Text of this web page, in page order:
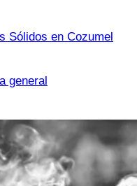
Sólidos en Cozumel
general